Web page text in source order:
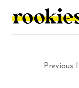
LES
Previous